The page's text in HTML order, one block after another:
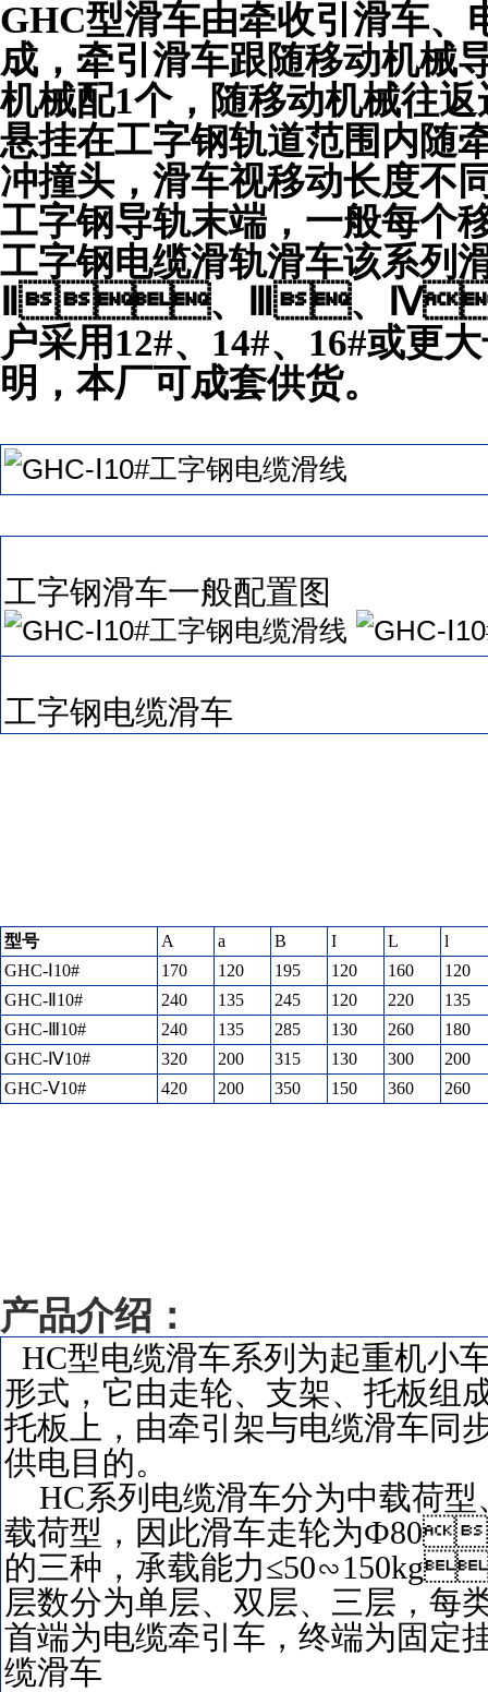
GHC型滑车由牵收引滑车
成，牵引滑车跟随移动机械
机械配1个，随移动机械往
悬挂在工字钢轨道范围内随牵
冲撞头，滑车视移动长度不
工字钢导轨末端，一般每个
工字钢电缆滑轨滑车该系
Ⅱ、Ⅲ、
户采用12#、14#、16#
明，本厂可成套供货。
工字钢滑车一般配置图
工字钢电缆滑车
型号 A a B I L
l
GHC-Ⅰ10#
170 120 195 120 160
120
GHC-Ⅱ10#
240 135 245 120 220
135
GHC-Ⅲ10#
240 135 285 130 260
180
GHC-Ⅳ10#
320 200 315 130 300
200
GHC-Ⅴ10#
420 200 350 150 360 260
产品介绍：
HC型电缆滑车系列为起重机小
形式，它由走轮、支架、托
托板上，由牵引架与电缆滑车同步
供电目的。
HC系列电缆滑车分为中载荷型
载荷型，因此滑车走轮为
的三种，承载能力
层数分为单层、双层、三层
首端为电缆牵引车，终端为固定
缆滑车